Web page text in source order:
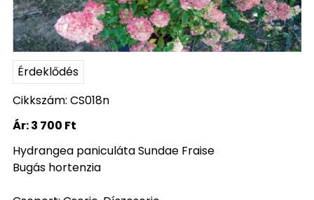
Érdeklődés
Cikkszám: CS018n
Ár:3 700 Ft
Hydrangea paniculáta Sundae Fraise
Bugás hortenzia